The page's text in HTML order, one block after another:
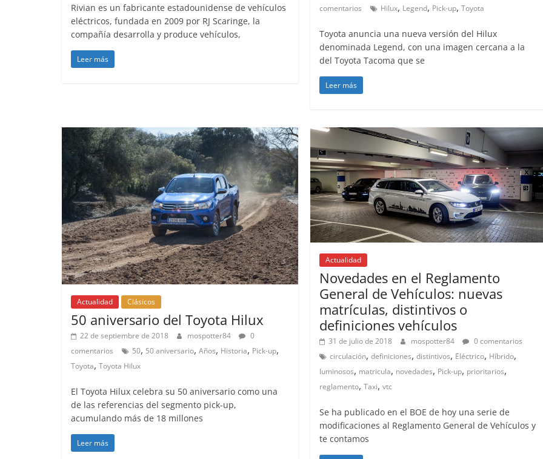
Rivian es un fabricante estadounidense de vehículos
eléctricos, fundada en 2009 por RJ Scaringe, la
compañía desarrolla y produce vehículos,
Leer más
comentarios
Hilux, Legend, Pick-up,Toyota
Toyota anuncia una nueva versión del Hilux
denominada Legend, con una imagen cercana a la
del Toyota Tacoma que se
Leer más
Actualidad Clásicos
50 aniversario del Toyota Hilux
22 de septiembre de 2018 mospotter84
0
comentarios
50, 50 aniversario, Años, Historia, Pick-up,
Toyota, Toyota Hilux
El Toyota Hilux celebra su 50 aniversario como una
de las referencias del segmento pick-up,
acumulando más de 18 millones
Leer más
Actualidad
Novedades en el Reglamento
General de Vehículos: nuevas
matrículas, distintivos o
definiciones vehículos
31 de julio de 2018 mospotter84
0 comentarios
circulación,definiciones,distintivos, Eléctrico, Híbrido,
luminosos, matricula, novedades, Pick-up, prioritarios,
reglamento,Taxi,vtc
Se ha publicado en el BOE de hoy una serie de
modificaciones al Reglamento General de Vehículos y
te contamos